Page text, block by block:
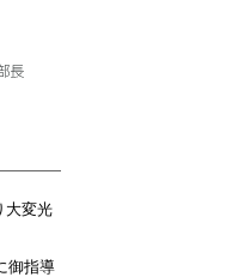
大変光
御指導